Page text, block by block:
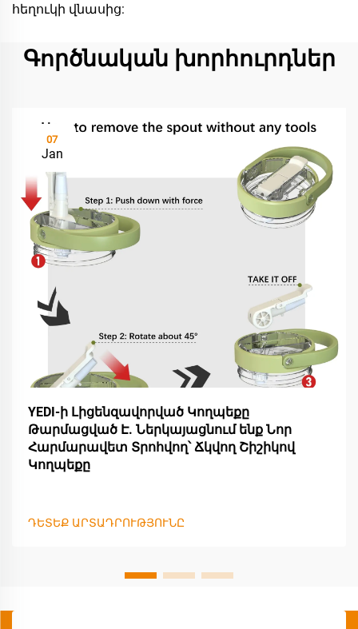
հեղուկի վնասից:
Գործնական խորհուրդներ
07
Jan
YEDI-ի Լիցենզավորված Կողպեքը
Թարմացված Է. Ներկայացնում ենք Նոր
Հարմարավետ Տրոհվող՝ Ճկվող Շիշիկով
Կողպեքը
ԴԵՏԵՔ ԱՐՏԱԴՐՈՒԹՅՈՒՆԸ